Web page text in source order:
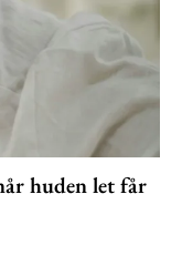
huden let får